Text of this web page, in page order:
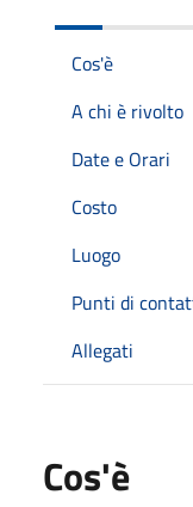
Cos'è
A chi è rivolto
Date e Orari
Costo
Luogo
Punti di
Allegati
Cos'è